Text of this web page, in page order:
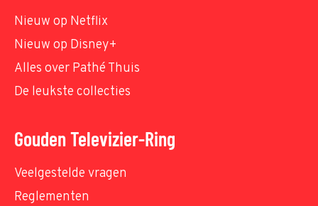
Nieuw op Netflix
Nieuw op Disney+
Alles over Pathé Thuis
De leukste collecties
Gouden Televizier-Ring
Veelgestelde vragen
Reglementen